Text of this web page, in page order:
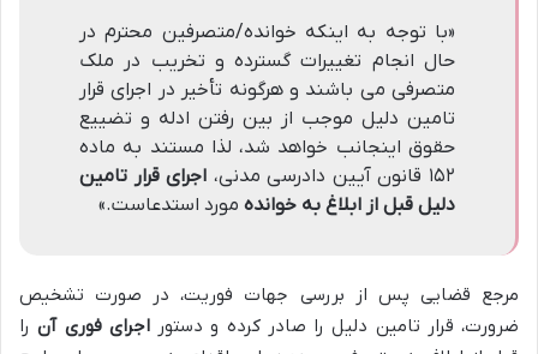
«با توجه به اینکه خوانده/متصرفین محترم در
حال انجام تغییرات گسترده و تخریب در ملک
متصرفی می باشند و هرگونه تأخیر در اجرای قرار
تامین دلیل موجب از بین رفتن ادله و تضییع
حقوق اینجانب خواهد شد، لذا مستند به ماده
۱۵۲ قانون آیین دادرسی مدنی،
اجرای قرار تامین
دلیل قبل از ابلاغ به خوانده مورد استدعاست.»
مرجع قضایی پس از بررسی جهات فوریت، در صورت تشخیص
ضرورت، قرار تامین دلیل را صادر کرده و دستوراجرای فوری آنرا